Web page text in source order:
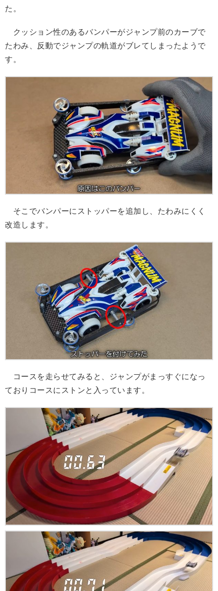
た。
クッション性のあるバンパーがジャンプ前のカーブで
たわみ、反動でジャンプの軌道がブレてしまったようで
す。
そこでバンパーにストッパーを追加し、たわみにくく
改造します。
コースを走らせてみると、ジャンプがまっすぐになっ
ておりコースにストンと入っています。